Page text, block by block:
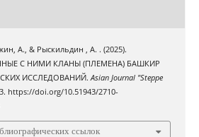
А., & Рыскильдин , А. . (2025).
С НИМИ КЛАНЫ (ПЛЕМЕНА) БАШКИР
ИССЛЕДОВАНИЙ.Asian Journal "Steppe
https://doi.org/10.51943/2710-
ссылок